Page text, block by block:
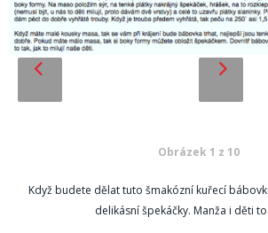
Obrázek 1 z 10
Když budete dělat tuto šmakózní kuřecí
delikásní špekáčky. Manža i děti